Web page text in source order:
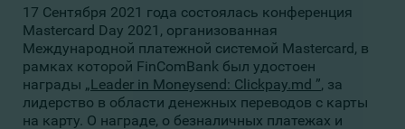
17 Сентября 2021 года состоялась конференция
Mastercard Day 2021, организованная
Международной платежной системой Mastercard, в
рамках которой FinComBank был удостоен
награды „Leader in Moneysend: Clickpay.md ”, за
лидерство в области денежных переводов с карты
на карту. О награде, о безналичных платежах и